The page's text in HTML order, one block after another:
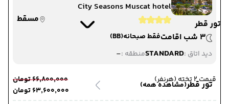
تور قطر
تور قطر(مشاهده همه)
City Seasons Muscat hotel
مسقط
3 شب اقامت
فقط صبحانه(BB)
دید اتاق :STANDARDمنطقه :-
قیمت 2 تخته (هرنفر)
۶۶٬۸۰۰٬۰۰۰ تومان
۶۳٬۶۰۰٬۰۰۰ تومان